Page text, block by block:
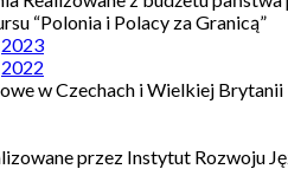
“Polonia i Polacy za Granicą”
2023
2022
w Czechach i Wielkiej Brytanii
przez Instytut Rozwoju